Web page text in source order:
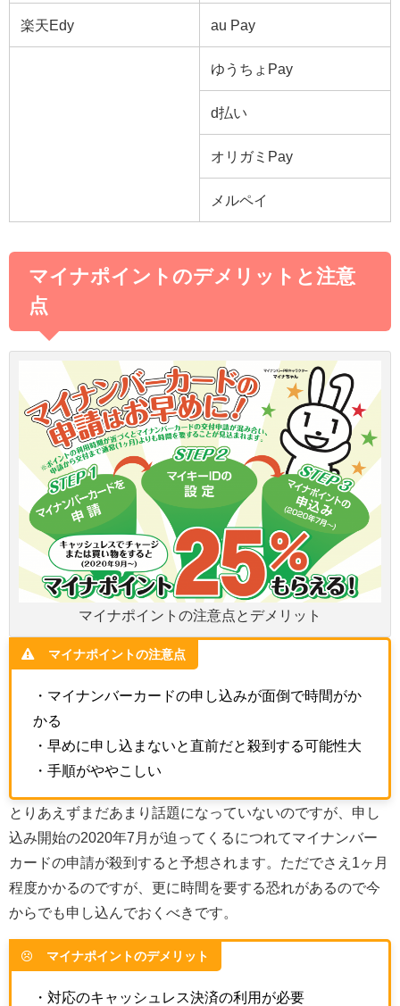
楽天Edy au Pay
ゆうちょPay
d払い
オリガミPay
メルペイ
マイナポイントのデメリットと注意
点
マイナポイントの注意点とデメリット
マイナポイントの注意点
・マイナンバーカードの申し込みが面倒で時間がか
かる
・早めに申し込まないと直前だと殺到する可能性大
・手順がややこしい
とりあえずまだあまり話題になっていないのですが、申し
込み開始の2020年7月が迫ってくるにつれてマイナンバー
カードの申請が殺到すると予想されます。ただでさえ1ヶ月
程度かかるのですが、更に時間を要する恐れがあるので今
からでも申し込んでおくべきです。
マイナポイントのデメリット
・対応のキャッシュレス決済の利用が必要